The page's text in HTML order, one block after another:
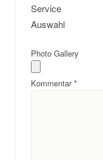
Service
Auswahl
Photo Gallery
Kommentar*